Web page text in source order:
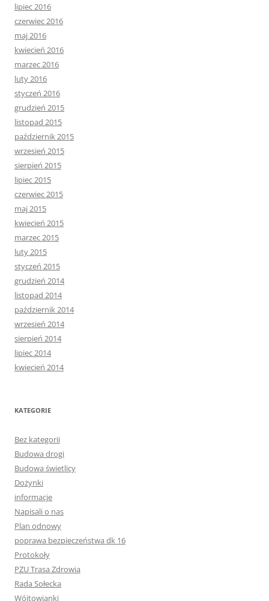
lipiec 2016
czerwiec 2016
maj 2016
kwiecień 2016
marzec 2016
luty 2016
styczeń 2016
grudzień 2015
listopad 2015
październik 2015
wrzesień 2015
sierpień 2015
lipiec 2015
czerwiec 2015
maj 2015
kwiecień 2015
marzec 2015
luty 2015
styczeń 2015
grudzień 2014
listopad 2014
październik 2014
wrzesień 2014
sierpień 2014
lipiec 2014
kwiecień 2014
KATEGORIE
Bez kategorii
Budowa drogi
Budowa świetlicy
Dożynki
informacje
Napisali o nas
Plan odnowy
poprawa bezpieczeństwa dk 16
Protokoły
PZU Trasa Zdrowia
Rada Sołecka
Wójtowianki